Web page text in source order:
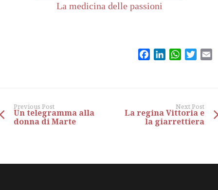
La medicina delle passioni
FacebookLinkedIn
Previous Post
Un telegramma alla
donna di Marte
Next Post
La regina Vittoria e
la giarrettiera